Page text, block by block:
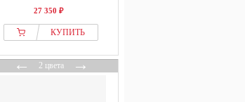
27 350 ₽
КУПИТЬ
←2 цвета→